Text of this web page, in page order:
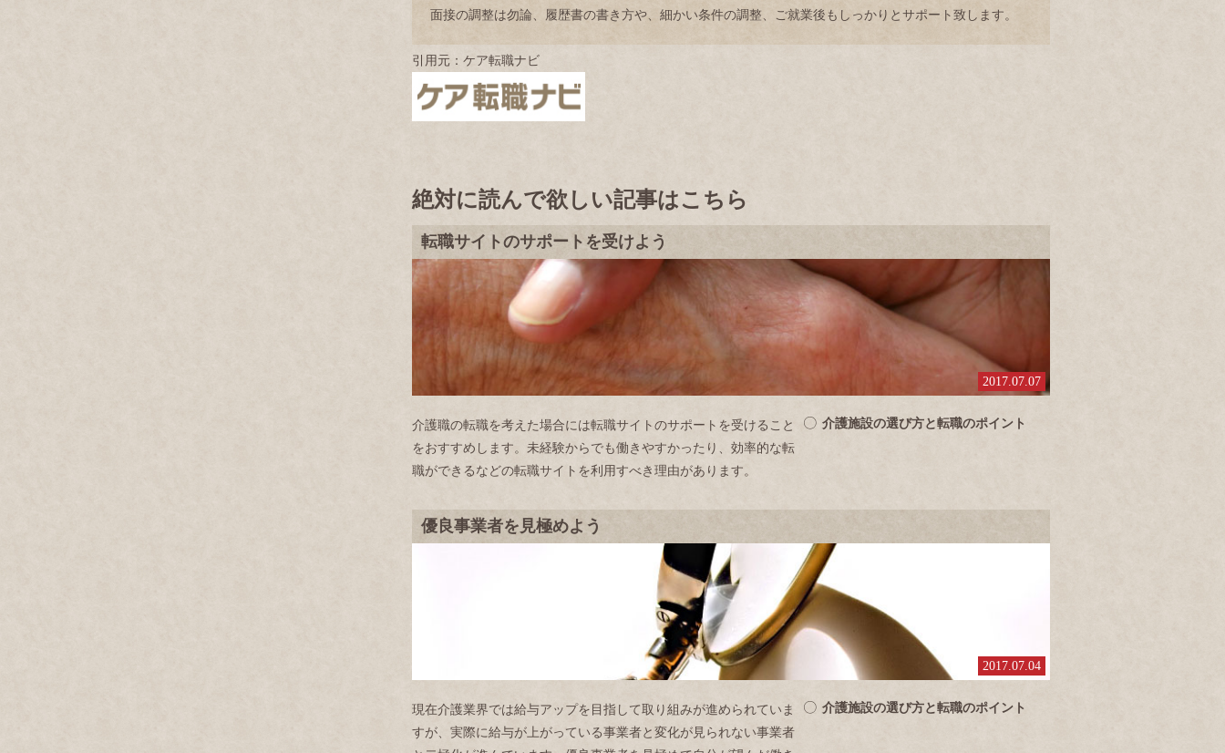
面接の調整は勿論、履歴書の書き方や、細かい条件の調整、ご就業後もしっかりとサポート致します。
引用元：ケア転職ナビ
絶対に読んで欲しい記事はこちら
転職サイトのサポートを受けよう
2017.07.07
介護職の転職を考えた場合には転職サイトのサポートを受けること
をおすすめします。未経験からでも働きやすかったり、効率的な転
職ができるなどの転職サイトを利用すべき理由があります。
介護施設の選び方と転職のポイント
優良事業者を見極めよう
2017.07.04
現在介護業界では給与アップを目指して取り組みが進められていま
すが、実際に給与が上がっている事業者と変化が見られない事業者
介護施設の選び方と転職のポイント